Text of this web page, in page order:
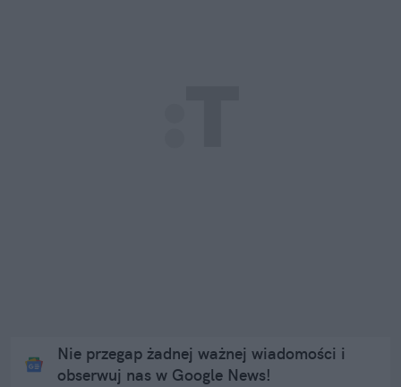
Nie przegap żadnej ważnej wiadomości i
obserwuj nas w Google News!